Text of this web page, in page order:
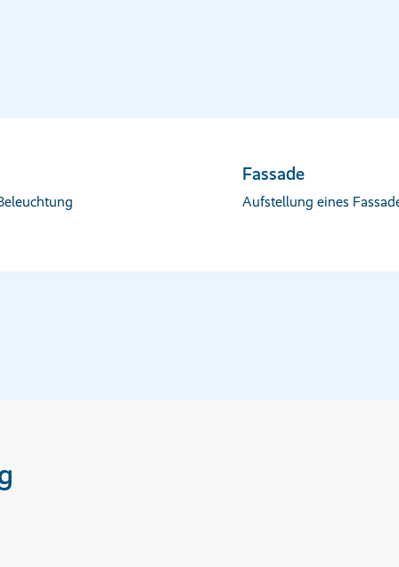
Fassade
Aufstellung eines